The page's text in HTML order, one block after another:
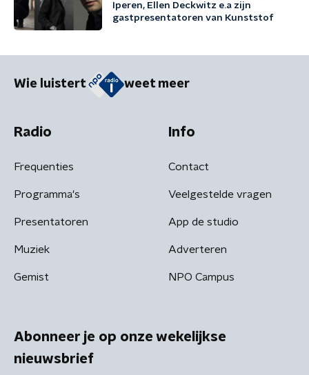
Iperen, Ellen Deckwitz e.a zijn
gastpresentatoren van Kunststof
Wie luistert weet meer
Radio
Frequenties
Programma's
Presentatoren
Muziek
Gemist
Info
Contact
Veelgestelde vragen
App de studio
Adverteren
NPO Campus
Abonneer je op onze wekelijkse
nieuwsbrief